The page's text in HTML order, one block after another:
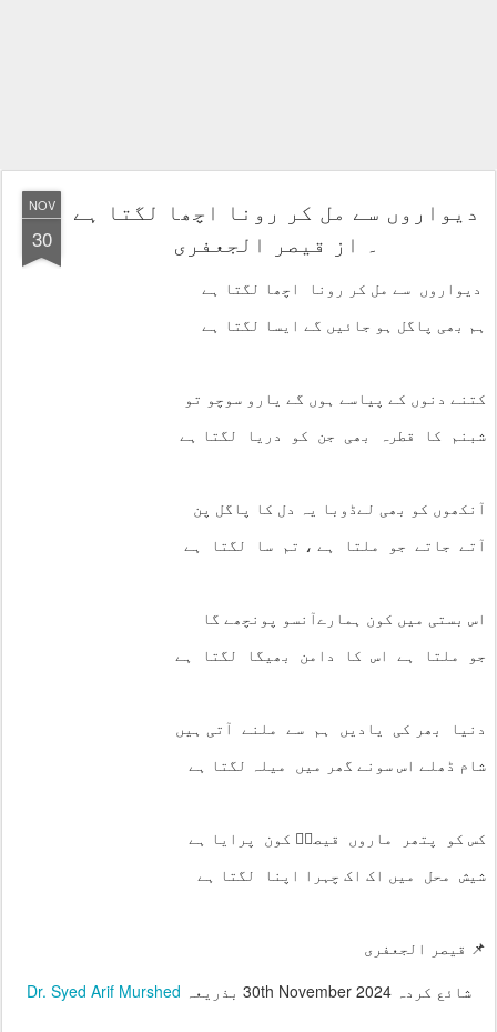
NOV
30
دیواروں سے مل کر رونا اچھا لگتا ہے
۔ از قیصر الجعفری
دیواروں سے مل کر رونا اچھا لگتا ہے
ہم بھی پاگل ہو جائیں گے ایسا لگتا ہے
کتنے دنوں کے پیاسے ہوں گے یارو سوچو تو
شبنم کا قطرہ بھی جن کو دریا لگتا ہے
آنکھوں کو بھی لےڈوبا یہ دل کا پاگل پن
آتے جاتے جو ملتا ہے ، تم سا لگتا ہے
اس بستی میں کون ہمارےآنسو پونچھے گا
جو ملتا ہے اس کا دامن بھیگا لگتا ہے
دنیا بھر کی یادیں ہم سے ملنے آتی ہیں
شام ڈھلے اس سونے گھر میں میلہ لگتا ہے
کس کو پتھر ماروں قیصرؔ کون پرایا ہے
شیش محل میں اک اک چہرا اپنا لگتا ہے
📌 قیصر الجعفری
شائع کردہ30th November 2024 بذریعہ Dr. Syed Arif Murshed